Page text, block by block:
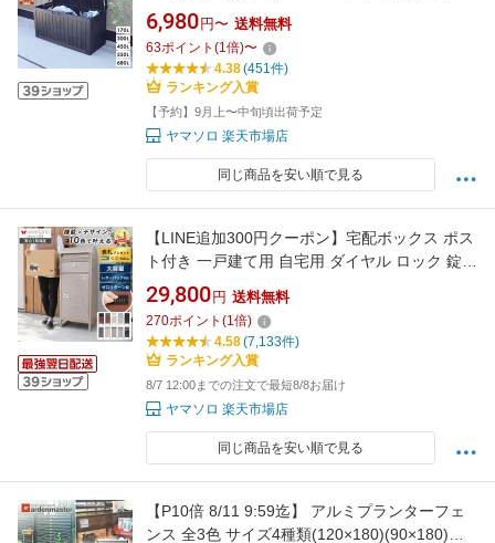
物置 屋外 庭 おしゃれ 大容量 ベンチ 大型 蓋付
き 灯油タンク 保管庫 コンテナボックス ゴミ収
集庫 ゴミ収集ボックス Regy レジー
6,980 円〜 送料無料
63ポイント (1倍)〜
4.38(451件)
ランキング入賞
【予約】9月上〜中旬頃出荷予定
ヤマソロ 楽天市場店
同じ商品を安い順で見る
【LINE追加300円クーポン】宅配ボックス ポス
ト付き 一戸建て用 自宅用 ダイヤル ロック 錠
おしゃれ 一体型 置き型 ポスト 大容量 スタンド
ポスト 宅配ポスト 郵便ポスト 自宅用 モダン 北
欧 ブラック 木目 ルグラン
29,800 円 送料無料
270ポイント (1倍)
4.58(7,133件)
ランキング入賞
8/7 12:00までの注文で最短8/8お届け
ヤマソロ 楽天市場店
同じ商品を安い順で見る
【P10倍 8/11 9:59迄】 アルミプランターフェ
ンス 全3色 サイズ4種類(120×180)(90×180)